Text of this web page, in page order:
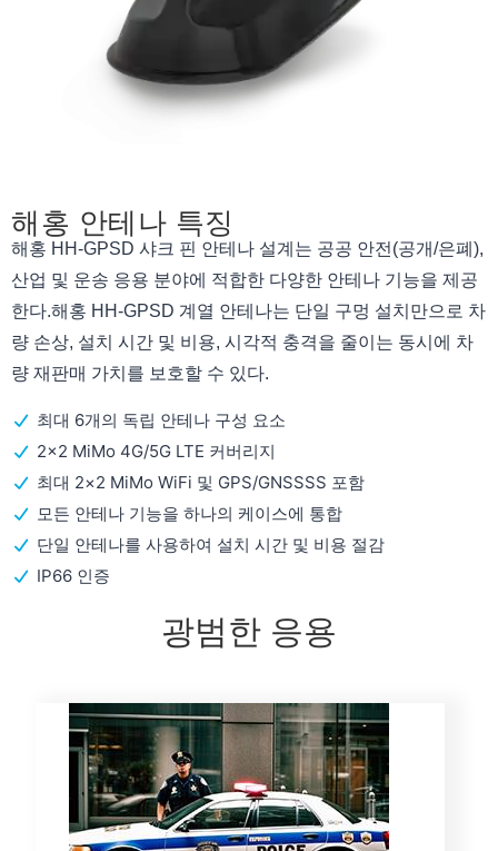
해홍 안테나 특징
해홍 HH-GPSD 샤크 핀 안테나 설계는 공공 안전(공개/은폐),
산업 및 운송 응용 분야에 적합한 다양한 안테나 기능을 제공
한다.해홍 HH-GPSD 계열 안테나는 단일 구멍 설치만으로 차
량 손상, 설치 시간 및 비용, 시각적 충격을 줄이는 동시에 차
량 재판매 가치를 보호할 수 있다.
최대 6개의 독립 안테나 구성 요소
2×2 MiMo 4G/5G LTE 커버리지
최대 2×2 MiMo WiFi 및 GPS/GNSSSS 포함
모든 안테나 기능을 하나의 케이스에 통합
단일 안테나를 사용하여 설치 시간 및 비용 절감
IP66 인증
광범한 응용